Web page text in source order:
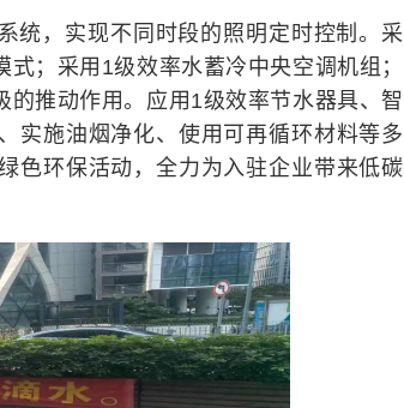
统，实现不同时段的照明定时控制。采
；采用1级效率水蓄冷中央空调机组；
推动作用。应用1级效率节水器具、智
实施油烟净化、使用可再循环材料等多
色环保活动，全力为入驻企业带来低碳